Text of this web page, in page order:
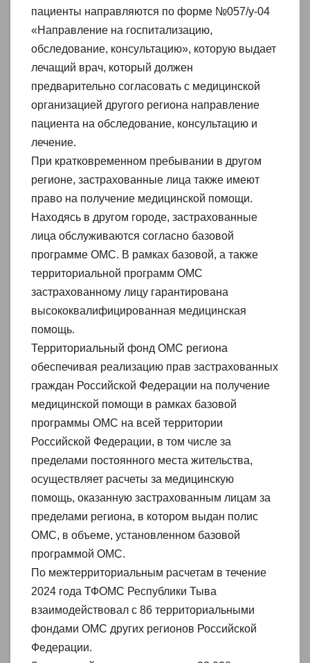
пациенты направляются по форме №057/у-04
«Направление на госпитализацию,
обследование, консультацию», которую выдает
лечащий врач, который должен
предварительно согласовать с медицинской
организацией другого региона направление
пациента на обследование, консультацию и
лечение.
При кратковременном пребывании в другом
регионе, застрахованные лица также имеют
право на получение медицинской помощи.
Находясь в другом городе, застрахованные
лица обслуживаются согласно базовой
программе ОМС. В рамках базовой, а также
территориальной программ ОМС
застрахованному лицу гарантирована
высококвалифицированная медицинская
помощь.
Территориальный фонд ОМС региона
обеспечивая реализацию прав застрахованных
граждан Российской Федерации на получение
медицинской помощи в рамках базовой
программы ОМС на всей территории
Российской Федерации, в том числе за
пределами постоянного места жительства,
осуществляет расчеты за медицинскую
помощь, оказанную застрахованным лицам за
пределами региона, в котором выдан полис
ОМС, в объеме, установленном базовой
программой ОМС.
По межтерриториальным расчетам в течение
2024 года ТФОМС Республики Тыва
взаимодействовал с 86 территориальными
фондами ОМС других регионов Российской
Федерации.